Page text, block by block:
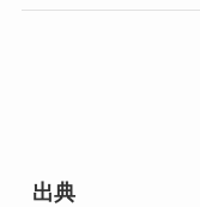
出典